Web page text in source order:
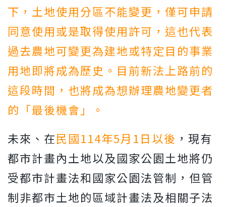
下，土地使用分區不能變更，僅可申請
同意使用或是取得使用許可，這也代表
過去農地可變更為建地或特定目的事業
用地即將成為歷史。目前新法上路前的
這段時間，也將成為想辦理農地變更者
的「最後機會」。
未來、在民國114年5月1日以後 ，現有
都市計畫內土地以及國家公園土地將仍
受都市計畫法和國家公園法管制，但管
制非都市土地的區域計畫法及相關子法